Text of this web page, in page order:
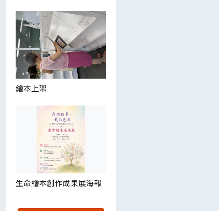
繪本上架
生命繪本創作成果展海報